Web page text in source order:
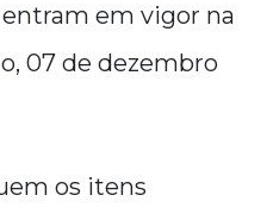
entram em vigor na
07 de dezembro
os itens